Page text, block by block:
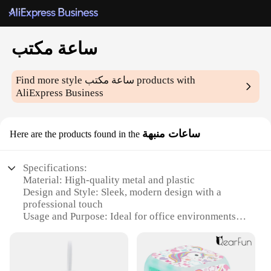
ساعة مكتب
Find more style ساعة مكتب products with
AliExpress Business
Here are the products found in the ساعات منبهة
Specifications:
Material: High-quality metal and plastic
Design and Style: Sleek, modern design with a
professional touch
Usage and Purpose: Ideal for office environments
professionals and workspaces
Shape or Size or Weight or Quantity: Compact and